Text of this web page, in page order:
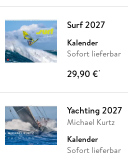
Surf 2027
Kalender
Sofort lieferbar
29,90 €*
Yachting 2027
Michael Kurtz
Kalender
Sofort lieferbar